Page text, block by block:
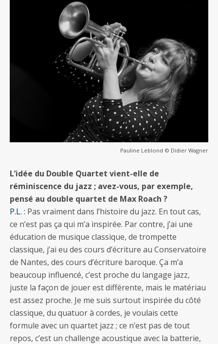
Pauline Leblond © Didier Wagner
L’idée du Double Quartet vient-elle de
réminiscence du jazz ; avez-vous, par exemple,
pensé au double quartet de Max Roach ?
P.L. : Pas vraiment dans l’histoire du jazz. En tout cas,
ce n’est pas ça qui m’a inspirée. Par contre, j’ai une
éducation de musique classique, de trompette
classique, j’ai eu des cours d’écriture au Conservatoire
de Nantes, des cours d’écriture baroque. Ça m’a
beaucoup influencé, c’est proche du langage jazz,
juste la façon de jouer est différente, mais le matériau
est assez proche. Je me suis surtout inspirée du côté
classique, du quatuor à cordes, je voulais cette
formule avec un quartet jazz ; ce n’est pas de tout
repos, c’est un challenge acoustique avec la batterie,